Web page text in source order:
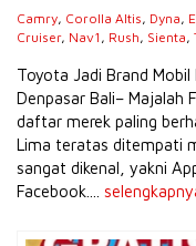
Camry, Corolla Altis, Dyna,
Cruiser, Nav1 , Rush, Sienta,
Toyota Jadi Brand Mobil
Denpasar Bali– Majalah
daftar merek paling
Lima teratas ditempati
sangat dikenal, yakni
Facebook....